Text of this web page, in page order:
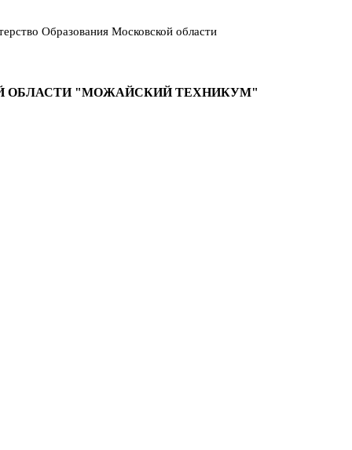
Образования Московской области
ОБЛАСТИ "МОЖАЙСКИЙ ТЕХНИКУМ"